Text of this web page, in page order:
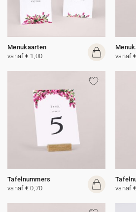
Menukaarten
vanaf € 1,00
vanaf
Tafelnummers
vanaf € 0,70
vanaf